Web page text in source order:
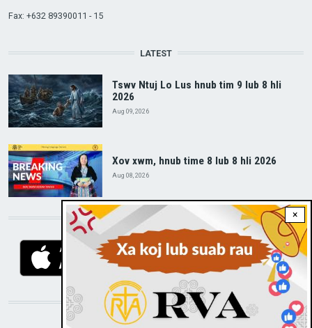
×
Fax: +632 89390011 - 15
LATEST
Tswv Ntuj Lo Lus hnub tim 9 lub 8 hli
2026
Aug 09, 2026
Xov xwm, hnub time 8 lub 8 hli 2026
Aug 08, 2026
DOWNLOAD RVA APP
STAY CONNECTED WITH US!